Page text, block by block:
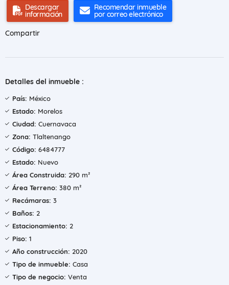
Descargar
información
Recomendar inmueble
por correo electrónico
Compartir
Detalles del inmueble :
País: México
Estado: Morelos
Ciudad: Cuernavaca
Zona: Tlaltenango
Código: 6484777
Estado: Nuevo
Área Construida: 290 m²
Área Terreno: 380 m²
Recámaras: 3
Baños: 2
Estacionamiento: 2
Piso: 1
Año construcción: 2020
Tipo de inmueble: Casa
Tipo de negocio: Venta